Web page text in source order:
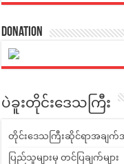
Donation
ပဲခူးတိုင်းဒေသကြီး
တိုင်းဒေသကြီးဆိုင်ရာအချက်
ပြည်သူများမှ တင်ပြချက်များ